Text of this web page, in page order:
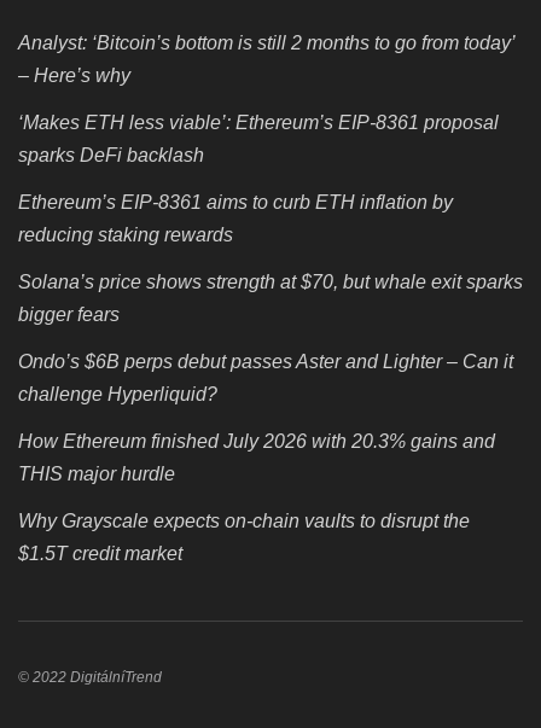
Analyst: ‘Bitcoin’s bottom is still 2 months to go from today’
– Here’s why
‘Makes ETH less viable’: Ethereum’s EIP-8361 proposal
sparks DeFi backlash
Ethereum’s EIP-8361 aims to curb ETH inflation by
reducing staking rewards
Solana’s price shows strength at $70, but whale exit sparks
bigger fears
Ondo’s $6B perps debut passes Aster and Lighter – Can it
challenge Hyperliquid?
How Ethereum finished July 2026 with 20.3% gains and
THIS major hurdle
Why Grayscale expects on-chain vaults to disrupt the
$1.5T credit market
© 2022 DigitálníTrend